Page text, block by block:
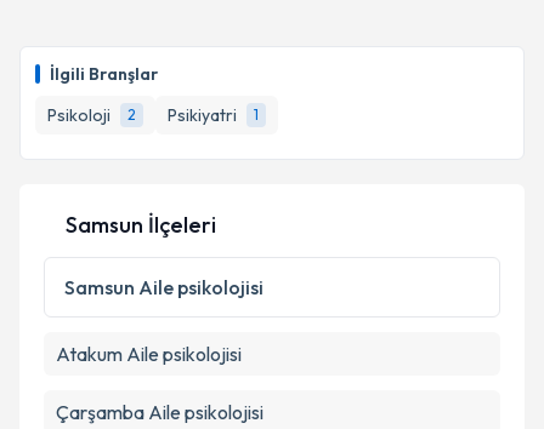
İlgili Branşlar
Psikoloji
2 Psikiyatri 1
takvim hazırlandığında e-posta ile bilgilendireceğiz.
E-posta Adresiniz
Kişisel verilerimin işlenmesine ilişkinAydınlatma
Metni'ni okudum ve kişisel verilerimin belirtilen
kapsamda işlenmesini kabul ediyorum.
Samsun İlçeleri
Samsun Aile psikolojisi
Atakum Aile psikolojisi
Çarşamba Aile psikolojisi